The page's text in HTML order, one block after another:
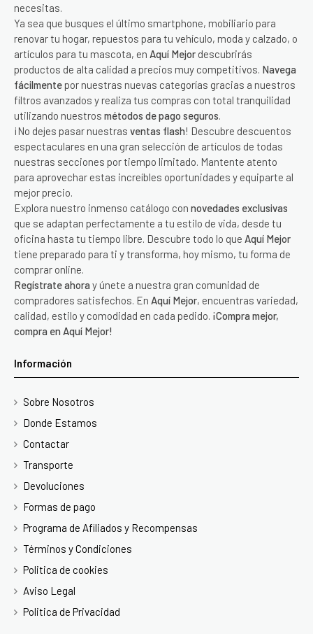
necesitas.
Ya sea que busques el último smartphone, mobiliario para
renovar tu hogar, repuestos para tu vehículo, moda y calzado, o
artículos para tu mascota, en Aquí Mejor descubrirás
productos de alta calidad a precios muy competitivos. Navega
fácilmente por nuestras nuevas categorías gracias a nuestros
filtros avanzados y realiza tus compras con total tranquilidad
utilizando nuestros métodos de pago seguros.
¡No dejes pasar nuestras ventas flash! Descubre descuentos
espectaculares en una gran selección de artículos de todas
nuestras secciones por tiempo limitado. Mantente atento
para aprovechar estas increíbles oportunidades y equiparte al
mejor precio.
Explora nuestro inmenso catálogo con novedades exclusivas
que se adaptan perfectamente a tu estilo de vida, desde tu
oficina hasta tu tiempo libre. Descubre todo lo que Aquí Mejor
tiene preparado para ti y transforma, hoy mismo, tu forma de
comprar online.
Regístrate ahora y únete a nuestra gran comunidad de
compradores satisfechos. En Aquí Mejor, encuentras variedad,
calidad, estilo y comodidad en cada pedido. ¡Compra mejor,
compra en Aquí Mejor!
Información
Sobre Nosotros
Donde Estamos
Contactar
Transporte
Devoluciones
Formas de pago
Programa de Afiliados y Recompensas
Términos y Condiciones
Politica de cookies
Aviso Legal
Politica de Privacidad